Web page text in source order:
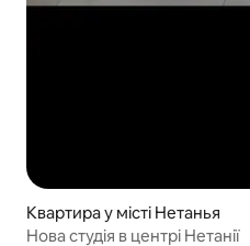
Квартира у місті Нетанья
Нова студія в центрі Нетанії